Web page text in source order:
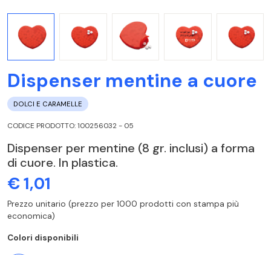
Dispenser mentine a cuore
DOLCI E CARAMELLE
CODICE PRODOTTO: 100256032 - 05
Dispenser per mentine (8 gr. inclusi) a forma
di cuore. In plastica.
€ 1,01
Prezzo unitario (prezzo per 1000 prodotti con stampa più
economica)
Colori disponibili